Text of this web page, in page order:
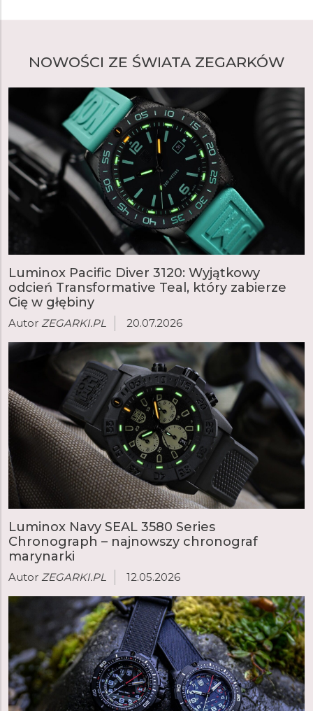
NOWOŚCI ZE ŚWIATA ZEGARKÓW
Luminox Pacific Diver 3120: Wyjątkowy
odcień Transformative Teal, który zabierze
Cię w głębiny
Autor ZEGARKI.PL 20.07.2026
Luminox Navy SEAL 3580 Series
Chronograph – najnowszy chronograf
marynarki
Autor ZEGARKI.PL 12.05.2026